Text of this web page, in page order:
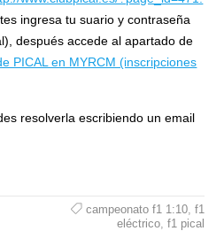
ingresa tu suario y contraseña
después accede al apartado de
PICAL en MYRCM (inscripciones
resolverla escribiendo un email
campeonato f1 1:10, f1
eléctrico, f1 pical